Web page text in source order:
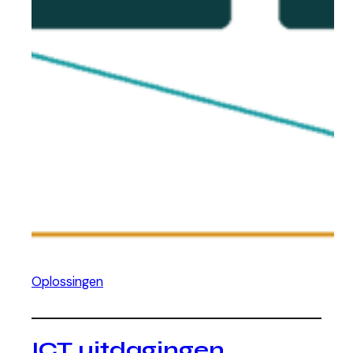
Oplossingen